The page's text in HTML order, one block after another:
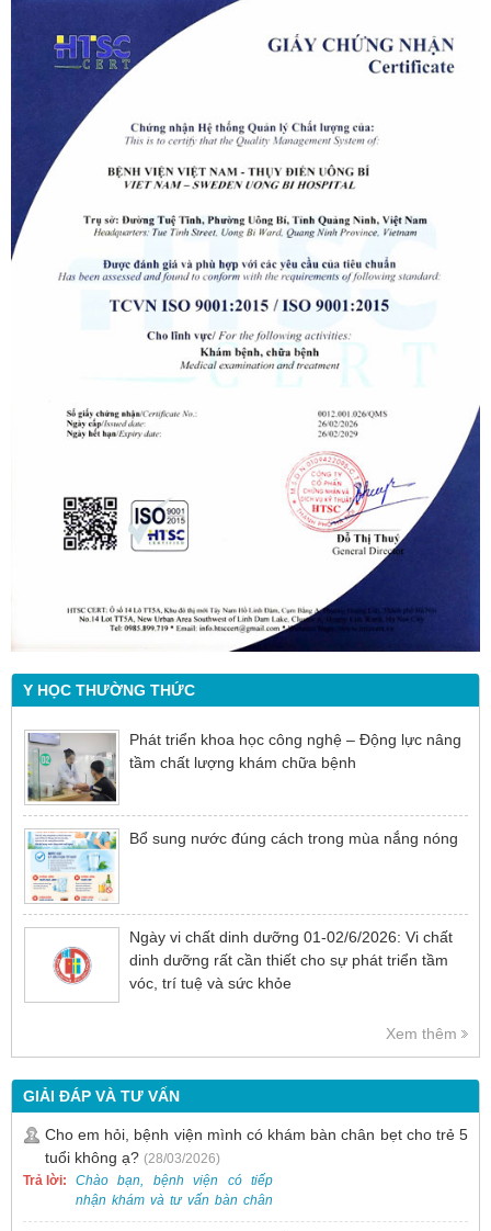
Y HỌC THƯỜNG THỨC
Phát triển khoa học công nghệ – Động lực nâng
tầm chất lượng khám chữa bệnh
Bổ sung nước đúng cách trong mùa nắng nóng
Ngày vi chất dinh dưỡng 01-02/6/2026: Vi chất
dinh dưỡng rất cần thiết cho sự phát triển tầm
vóc, trí tuệ và sức khỏe
Xem thêm
GIẢI ĐÁP VÀ TƯ VẤN
Cho em hỏi, bệnh viện mình có khám bàn chân bẹt cho trẻ 5
tuổi không ạ? (28/03/2026)
Trả lời:
Chào bạn, bệnh viện có tiếp
nhận khám và tư vấn bàn chân
bẹt cho trẻ em, bao gồm cả trẻ 5